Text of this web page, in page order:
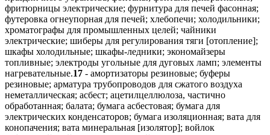
фритюрницы электрические; фурнитура для печей фасонная;
футеровка огнеупорная для печей; хлебопечи; холодильники;
хроматографы для промышленных целей; чайники
электрические; шиберы для регулирования тяги [отопление];
шкафы холодильные; шкафы-ледники; экономайзеры
топливные; электроды угольные для дуговых ламп; элементы
нагревательные.17 - амортизаторы резиновые; буферы
резиновые; арматура трубопроводов для сжатого воздуха
неметаллическая; асбест; ацетилцеллюлоза, частично
обработанная; балата; бумага асбестовая; бумага для
электрических конденсаторов; бумага изоляционная; вата для
конопачения; вата минеральная [изолятор]; войлок